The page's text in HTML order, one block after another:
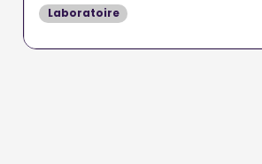
Laboratoire